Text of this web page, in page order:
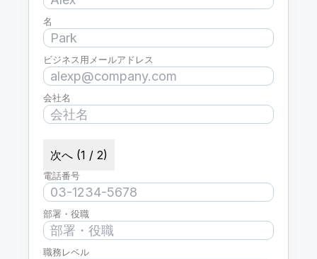
名
ビジネス用メールアドレス
会社名
次へ (1 / 2)
電話番号
部署・役職
職務レベル